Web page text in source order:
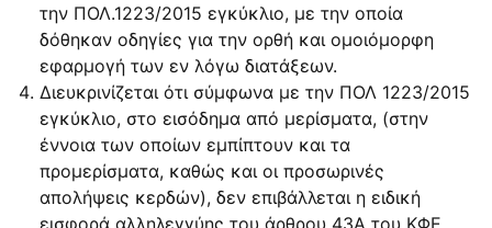
την ΠΟΛ.1223/2015 εγκύκλιο, με την οποία
δόθηκαν οδηγίες για την ορθή και ομοιόμορφη
εφαρμογή των εν λόγω διατάξεων.
Διευκρινίζεται ότι σύμφωνα με την ΠΟΛ 1223/2015
εγκύκλιο, στο εισόδημα από μερίσματα, (στην
έννοια των οποίων εμπίπτουν και τα
προμερίσματα, καθώς και οι προσωρινές
απολήψεις κερδών), δεν επιβάλλεται η ειδική
εισφορά αλληλεγγύης του άρθρου 43Α του ΚΦΕ